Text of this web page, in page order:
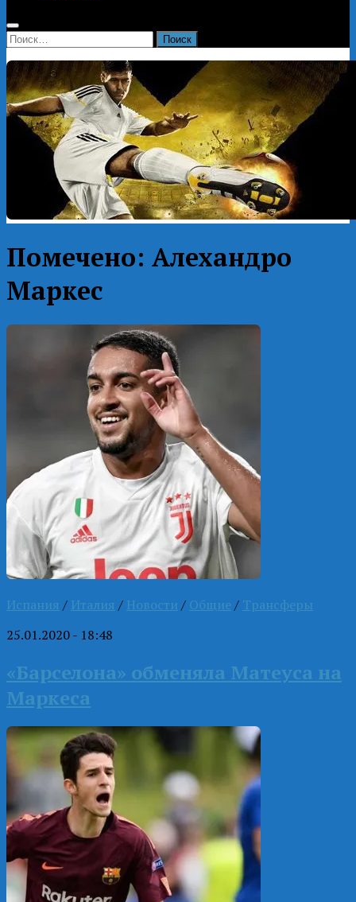
Найти:
Помечено: Алехандро
Маркес
Испания / Италия / Новости / Общие / Трансферы
25.01.2020 - 18:48
«Барселона» обменяла Матеуса на
Маркеса